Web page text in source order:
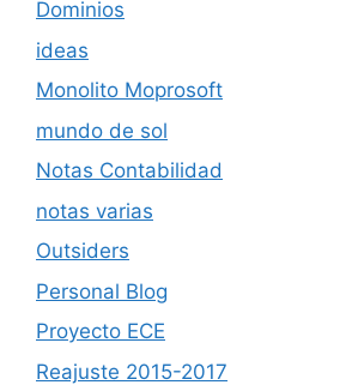
Dominios
ideas
Monolito Moprosoft
mundo de sol
Notas Contabilidad
notas varias
Outsiders
Personal Blog
Proyecto ECE
Reajuste 2015-2017